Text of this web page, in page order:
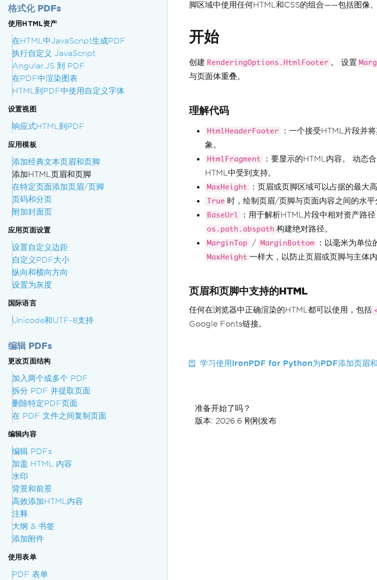
格式化 PDFs
使用HTML资产
在HTML中JavaScript生成PDF
执行自定义 JavaScript
Angular.JS 到 PDF
在PDF中渲染图表
HTML到PDF中使用自定义字体
设置视图
响应式HTML到PDF
应用模板
添加经典文本页眉和页脚
添加HTML页眉和页脚
在特定页面添加页眉/页脚
页码和分页
附加封面页
应用页面设置
设置自定义边距
自定义PDF大小
纵向和横向方向
设置为灰度
国际语言
Unicode和UTF-8支持
编辑 PDFs
更改页面结构
加入两个或多个 PDF
拆分 PDF 并提取页面
删除特定PDF页面
在 PDF 文件之间复制页面
编辑内容
编辑 PDFs
加盖 HTML 内容
水印
背景和前景
高效添加HTML内容
注释
大纲 & 书签
添加附件
使用表单
PDF 表单
脚区域中使用任何HTML和CSS的组合——包括图像
开始
创建 RenderingOptions.HtmlFooter 。 设置
与页面体重叠。
理解代码
HtmlHeaderFooter
：一个接受HTML片段并
象。
HtmlFragment ：要显示的HTML内容。 动态
HTML中受到支持。
MaxHeight ：页眉或页脚区域可以占据的最大
True 时，绘制页眉/页脚与页面内容之间的水平
BaseUrl ：用于解析HTML片段中相对资产路
os.path.abspath 构建绝对路径。
MarginTop / MarginBottom ：以毫米为单
MaxHeight 一样大，以防止页眉或页脚与主体内
页眉和页脚中支持的HTML
任何在浏览器中正确渲染的HTML都可以使用，包括
Google Fonts链接。
学习使用IronPDF for Python为PDF添加页眉和
准备开始了吗？
版本: 2026.6 刚刚发布